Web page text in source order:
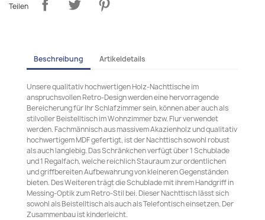
Teilen
Beschreibung Artikeldetails
Unsere qualitativ hochwertigen Holz-Nachttische im
anspruchsvollen Retro-Design werden eine hervorragende
Bereicherung für Ihr Schlafzimmer sein, können aber auch als
stilvoller Beistelltisch im Wohnzimmer bzw. Flur verwendet
werden. Fachmännisch aus massivem Akazienholz und qualitativ
hochwertigem MDF gefertigt, ist der Nachttisch sowohl robust
als auch langlebig. Das Schränkchen verfügt über 1 Schublade
und 1 Regalfach, welche reichlich Stauraum zur ordentlichen
und griffbereiten Aufbewahrung von kleineren Gegenständen
bieten. Des Weiteren trägt die Schublade mit ihrem Handgriff in
Messing-Optik zum Retro-Stil bei. Dieser Nachttisch lässt sich
sowohl als Beistelltisch als auch als Telefontisch einsetzen. Der
Zusammenbau ist kinderleicht.